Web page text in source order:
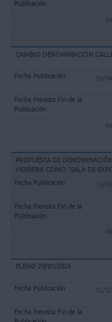
CAMBIO DENOMINACIÓN
30/
PROPUESTA DE
VIDRIERA COMO "SALA DE
13/
PLENO 29/01/2026
03/